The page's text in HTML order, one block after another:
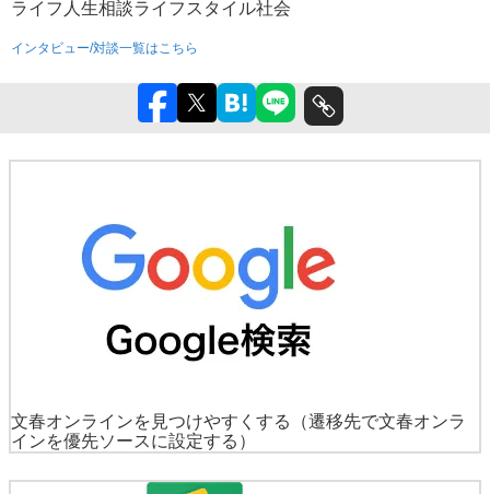
ライフ 人生相談ライフスタイル社会
インタビュー/対談一覧はこちら
文春オンラインを見つけやすくする
（遷移先で文春オンラ
インを優先ソースに設定する）